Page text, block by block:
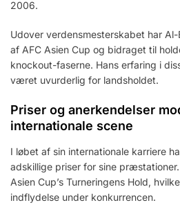
2006.
Udover verdensmesterskabet har
af AFC Asien Cup og bidraget til
knockout-faserne. Hans erfaring i
været uvurderlig for landsholdet.
Priser og anerkendelser
internationale scene
I løbet af sin internationale karriere
adskillige priser for sine
Asien Cup’s Turneringens Hold,
indflydelse under konkurrencen.